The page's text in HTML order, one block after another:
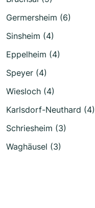
Germersheim (6)
Sinsheim (4)
Eppelheim (4)
Speyer (4)
Wiesloch (4)
Karlsdorf-Neuthard (4)
Schriesheim (3)
Waghäusel (3)